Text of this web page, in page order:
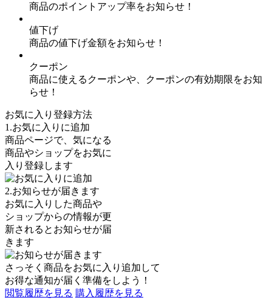
商品のポイントアップ率をお知らせ！
値下げ
商品の値下げ金額をお知らせ！
クーポン
商品に使えるクーポンや、クーポンの有効期限をお知
らせ！
お気に入り登録方法
1.お気に入りに追加
商品ページで、気になる
商品やショップをお気に
入り登録します
2.お知らせが届きます
お気に入りした商品や
ショップからの情報が更
新されるとお知らせが届
きます
さっそく商品をお気に入り追加 して
お得な通知が届く準備をしよう！
閲覧履歴を見る 購入履歴を見る